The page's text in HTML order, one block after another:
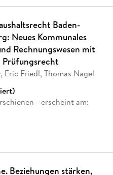
Baden-
Neues Kommunales
Rechnungswesen mit
Prüfungsrecht
Eric Friedl, Thomas Nagel
- erscheint am:
Beziehungen stärken,